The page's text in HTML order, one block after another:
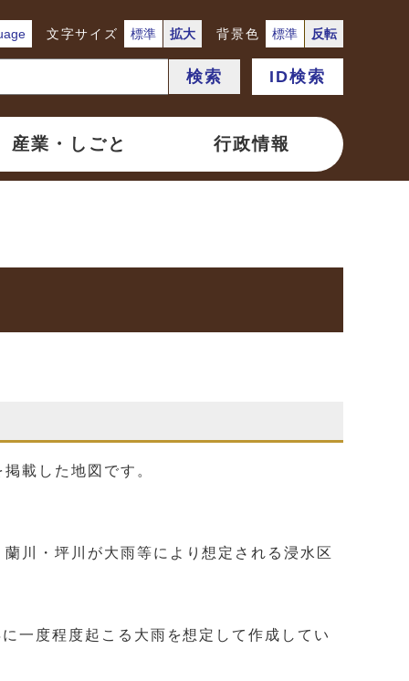
文字サイズ 標準 拡大 背景色 標準 反転
検索 ID検索
産業・しごと 行政情報
載した地図です。
川・坪川が大雨等により想定される浸水区
一度程度起こる大雨を想定して作成してい